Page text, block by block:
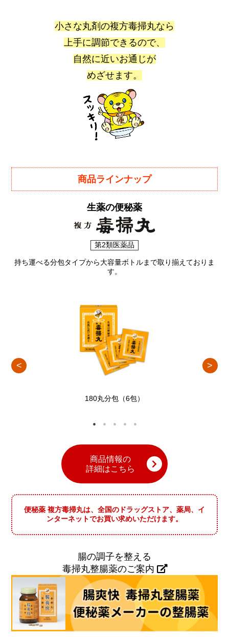
小さな丸剤の複方毒掃丸なら
上手に調節できるので、
自然に近いお通じが
めざせます。
商品ラインナップ
生薬の便秘薬
第2類医薬品
持ち運べる分包タイプから大容量ボトルまで取り揃えておりま
す。
180丸分包（6包）
商品情報の
詳細はこちら
便秘薬 複方毒掃丸は、全国のドラッグストア、薬局、イ
ンターネットでお買い求めいただけます。
腸の調子を整える
毒掃丸整腸薬のご案内